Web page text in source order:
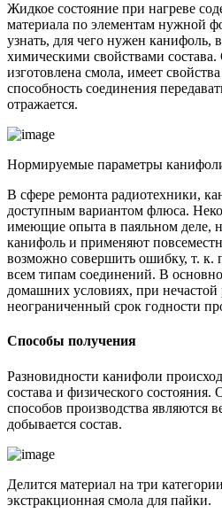
Жидкое состояние при нагреве
материала по элементам нужной
узнать, для чего нужен канифоль,
химическими свойствами состава.
изготовлена смола, имеет
способность соединения
отражается.
Нормируемые параметры
В сфере ремонта радиотехники,
доступным вариантом флюса.
имеющие опыта в паяльном деле,
канифоль и применяют
возможно совершить ошибку, т. к.
всем типам соединений. В
домашних условиях, при нечастой
неограниченный срок годности
Способы получения
Разновидности канифоли
состава и физического
способов производства являются
добывается состав.
Делится материал на три
экстракционная смола для пайки.